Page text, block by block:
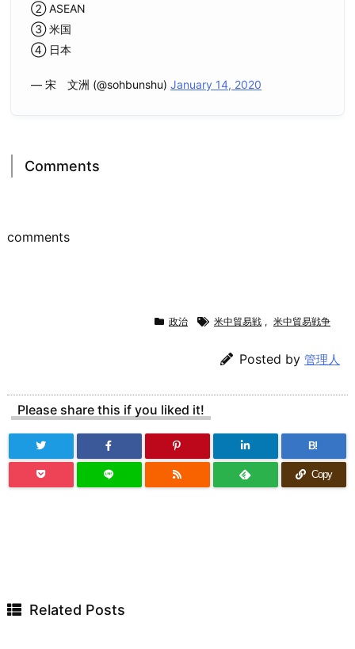
② ASEAN
③ 米国
④ 日本
— 宋 文洲 (@sohbunshu) January 14, 2020
Comments
comments
政治 米中貿易戦 , 米中貿易戦争
Posted by 管理人
Please share this if you liked it!
B!
Copy
Related Posts